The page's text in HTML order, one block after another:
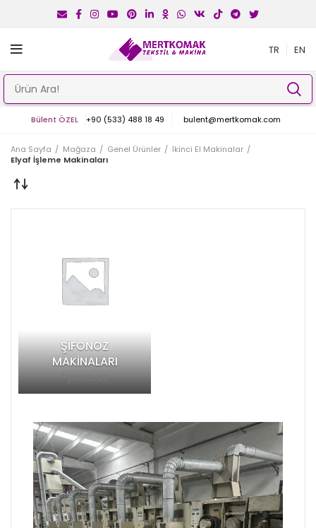
TR EN
Bülent ÖZEL +90 (533) 488 18 49 bulent@mertkomak.com
Ana Sayfa Mağaza Genel Ürünler
İkinci El Makinalar
Elyaf İşleme Makinaları
ŞIFONOZ
MAKINALARI
1 product